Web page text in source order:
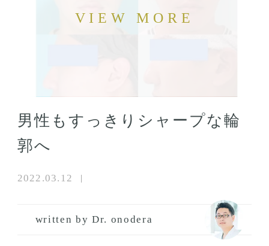
男性もすっきりシャープな輪
郭へ
2022.03.12
written by Dr. onodera